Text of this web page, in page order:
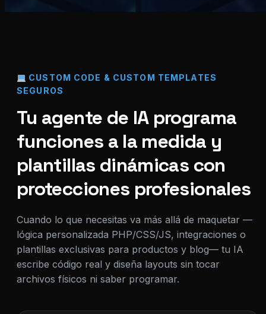
CUSTOM CODE & CUSTOM TEMPLATES
SEGUROS
Tu agente de IA programa
funciones a la medida y
plantillas dinámicas con
protecciones profesionales
Cuando lo que necesitas va más allá de maquetar —
lógica personalizada PHP/CSS/JS, integraciones o
plantillas exclusivas para productos y blog— tu IA
escribe código real y diseña layouts sin tocar
archivos físicos ni saber programar.